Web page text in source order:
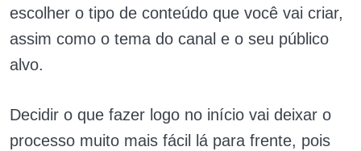
escolher o tipo de conteúdo que você vai criar,
assim como o tema do canal e o seu público
alvo.
Decidir o que fazer logo no início vai deixar o
processo muito mais fácil lá para frente, pois